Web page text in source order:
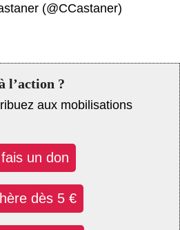
(@CCastaner)
l’action ?
aux mobilisations
un don
dès 5 €